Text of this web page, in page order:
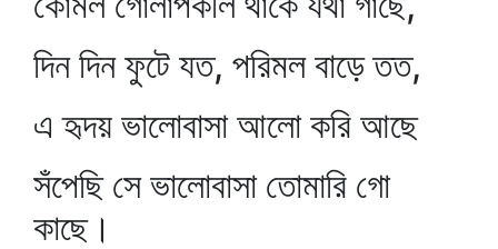
দিন দিন ফুটে যত, পরিমল বাড়ে তত,
এ হৃদয় ভালোবাসা আলো করি আছে
সঁপেছি সে ভালোবাসা তোমারি গো
কাছে।